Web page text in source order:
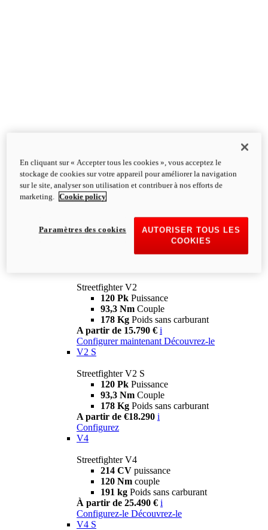
Streetfighter V2
120 Pk Puissance
93,3 Nm Couple
178 Kg Poids sans carburant
A partir de 15.790 € i
Configurer maintenant Découvrez-le
V2 S
Streetfighter V2 S
120 Pk Puissance
93,3 Nm Couple
178 Kg Poids sans carburant
A partir de €18.290 i
Configurez
V4
Streetfighter V4
214 CV puissance
120 Nm couple
191 kg Poids sans carburant
À partir de 25.490 € i
Configurez-le Découvrez-le
V4 S
En cliquant sur « Accepter tous les cookies », vous acceptez le
stockage de cookies sur votre appareil pour améliorer la navigation
sur le site, analyser son utilisation et contribuer à nos efforts de
marketing.
Cookie policy
AUTORISER TOUS LES
COOKIES
Paramètres des cookies